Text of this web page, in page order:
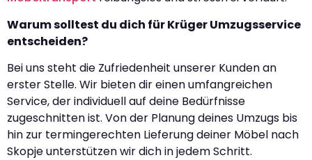
Warum solltest du dich für Krüger Umzugsservice
entscheiden?
Bei uns steht die Zufriedenheit unserer Kunden an
erster Stelle. Wir bieten dir einen umfangreichen
Service, der individuell auf deine Bedürfnisse
zugeschnitten ist. Von der Planung deines Umzugs bis
hin zur termingerechten Lieferung deiner Möbel nach
Skopje unterstützen wir dich in jedem Schritt.